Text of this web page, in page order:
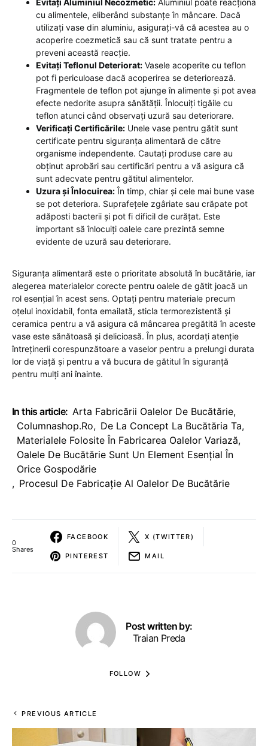
Evitați Aluminiul Necozmetic: Aluminiul poate reacționa
cu alimentele, eliberând substanțe în mâncare. Dacă
utilizați vase din aluminiu, asigurați-vă că acestea au o
acoperire coezmetică sau că sunt tratate pentru a
preveni această reacție.
Evitați Teflonul Deteriorat: Vasele acoperite cu teflon
pot fi periculoase dacă acoperirea se deteriorează.
Fragmentele de teflon pot ajunge în alimente și pot avea
efecte nedorite asupra sănătății. Înlocuiți tigăile cu
teflon atunci când observați uzură sau deteriorare.
Verificați Certificările: Unele vase pentru gătit sunt
certificate pentru siguranța alimentară de către
organisme independente. Cautați produse care au
obținut aprobări sau certificări pentru a vă asigura că
sunt adecvate pentru gătitul alimentelor.
Uzura și Înlocuirea: În timp, chiar și cele mai bune vase
se pot deteriora. Suprafețele zgâriate sau crăpate pot
adăposti bacterii și pot fi dificil de curățat. Este
important să înlocuiți oalele care prezintă semne
evidente de uzură sau deteriorare.
Siguranța alimentară este o prioritate absolută în bucătărie, iar
alegerea materialelor corecte pentru oalele de gătit joacă un
rol esențial în acest sens. Optați pentru materiale precum
oțelul inoxidabil, fonta emailată, sticla termorezistentă și
ceramica pentru a vă asigura că mâncarea pregătită în aceste
vase este sănătoasă și delicioasă. În plus, acordați atenție
întreținerii corespunzătoare a vaselor pentru a prelungi durata
lor de viață și pentru a vă bucura de gătitul în siguranță
pentru mulți ani înainte.
In this article: Arta Fabricării Oalelor De Bucătărie,
Columnashop.ro, De La Concept La Bucătăria Ta,
Materialele Folosite În Fabricarea Oalelor Variază,
Oalele De Bucătărie Sunt Un Element Esențial În
Orice Gospodărie
, Procesul De Fabricație Al Oalelor De Bucătărie
0
Shares
FACEBOOK X (TWITTER)
PINTEREST MAIL
Post written by:
Traian Preda
FOLLOW
PREVIOUS ARTICLE